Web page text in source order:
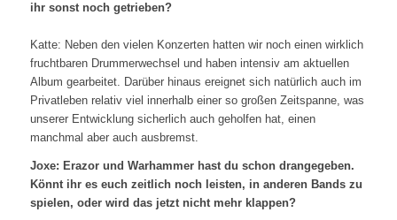
ihr sonst noch getrieben?
Katte: Neben den vielen Konzerten hatten wir noch einen wirklich
fruchtbaren Drummerwechsel und haben intensiv am aktuellen
Album gearbeitet. Darüber hinaus ereignet sich natürlich auch im
Privatleben relativ viel innerhalb einer so großen Zeitspanne, was
unserer Entwicklung sicherlich auch geholfen hat, einen
manchmal aber auch ausbremst.
Joxe: Erazor und Warhammer hast du schon drangegeben.
Könnt ihr es euch zeitlich noch leisten, in anderen Bands zu
spielen, oder wird das jetzt nicht mehr klappen?